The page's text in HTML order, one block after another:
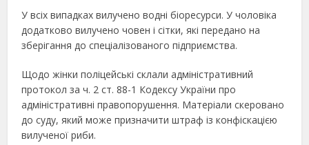
У всіх випадках вилучено водні біоресурси. У чоловіка
додатково вилучено човен і сітки, які передано на
зберігання до спеціалізованого підприємства.
Щодо жінки поліцейські склали адміністративний
протокол за ч. 2 ст. 88-1 Кодексу України про
адміністративні правопорушення. Матеріали скеровано
до суду, який може призначити штраф із конфіскацією
вилученої риби.